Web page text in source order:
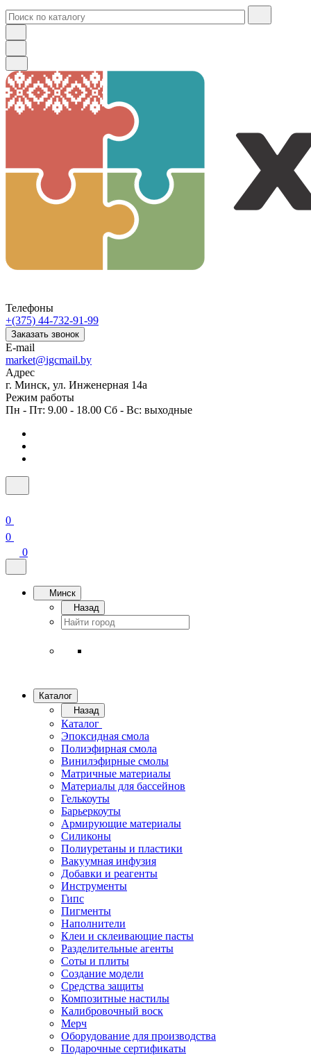
Телефоны
+(375) 44-732-91-99
Заказать звонок
E-mail
market@igcmail.by
Адрес
г. Минск, ул. Инженерная 14а
Режим работы
Пн - Пт: 9.00 - 18.00 Сб - Вс: выходные
0
0
0
Минск
Назад
Каталог
Назад
Каталог
Эпоксидная смола
Полиэфирная смола
Винилэфирные смолы
Матричные материалы
Материалы для бассейнов
Гелькоуты
Барьеркоуты
Армирующие материалы
Силиконы
Полиуретаны и пластики
Вакуумная инфузия
Добавки и реагенты
Инструменты
Гипс
Пигменты
Наполнители
Клеи и склеивающие пасты
Разделительные агенты
Соты и плиты
Создание модели
Средства защиты
Композитные настилы
Калибровочный воск
Мерч
Оборудование для производства
Подарочные сертификаты